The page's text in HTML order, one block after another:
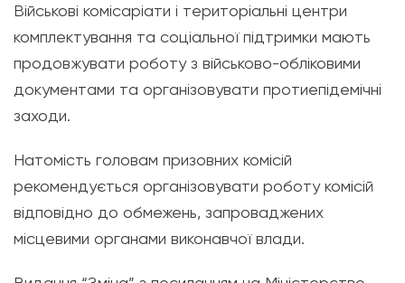
Військові комісаріати і територіальні центри
комплектування та соціальної підтримки мають
продовжувати роботу з військово-обліковими
документами та організовувати протиепідемічні
заходи.
Натомість головам призовних комісій
рекомендується організовувати роботу комісій
відповідно до обмежень, запроваджених
місцевими органами виконавчої влади.